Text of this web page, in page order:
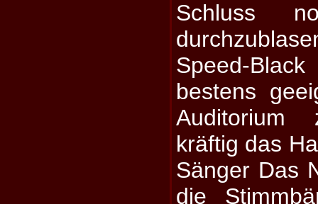
Schluss
Speed-
bestens
kräftig das
Sänger Das
die